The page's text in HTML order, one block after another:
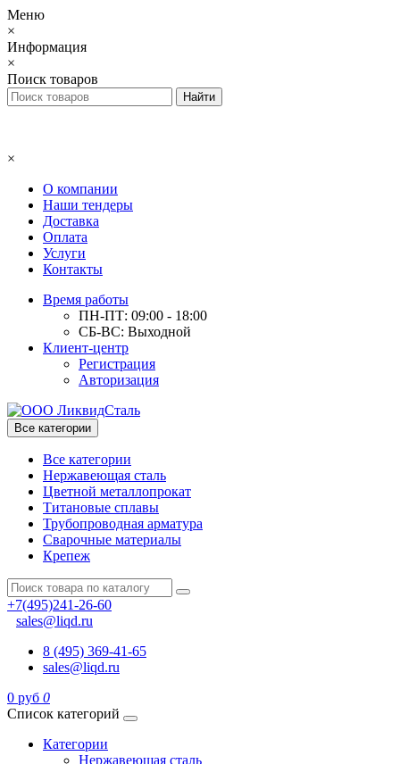
Меню
×
Информация
×
Поиск товаров
×
О компании
Наши тендеры
Доставка
Оплата
Услуги
Контакты
Время работы
ПН-ПТ: 09:00 - 18:00
СБ-ВС: Выходной
Клиент-центр
Регистрация
Авторизация
Все категории
Все категории
Нержавеющая сталь
Цветной металлопрокат
Титановые сплавы
Трубопроводная арматура
Сварочные материалы
Крепеж
+7(495)241-26-60
sales@liqd.ru
8 (495) 369-41-65
sales@liqd.ru
0 руб 0
Список категорий
Категории
Нержавеющая сталь